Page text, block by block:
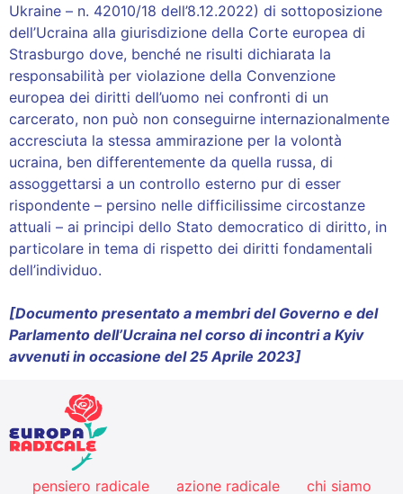
Ukraine – n. 42010/18 dell’8.12.2022) di sottoposizione
dell’Ucraina alla giurisdizione della Corte europea di
Strasburgo dove, benché ne risulti dichiarata la
responsabilità per violazione della Convenzione
europea dei diritti dell’uomo nei confronti di un
carcerato, non può non conseguirne internazionalmente
accresciuta la stessa ammirazione per la volontà
ucraina, ben differentemente da quella russa, di
assoggettarsi a un controllo esterno pur di esser
rispondente – persino nelle difficilissime circostanze
attuali – ai principi dello Stato democratico di diritto, in
particolare in tema di rispetto dei diritti fondamentali
dell’individuo.
[Documento presentato a membri del Governo e del
Parlamento dell’Ucraina nel corso di incontri a Kyiv
avvenuti in occasione del 25 Aprile 2023]
pensiero radicale azione radicale chi siamo